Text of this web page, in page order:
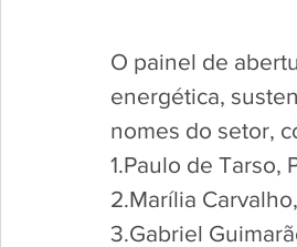
O painel de
energética,
nomes do setor,
1.Paulo de Tarso,
2.Marília
3.Gabriel